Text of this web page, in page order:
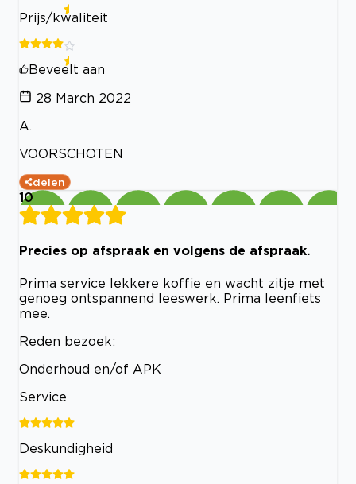
Prijs/kwaliteit
Beveelt aan
28 March 2022
A.
VOORSCHOTEN
delen
10
Precies op afspraak en volgens de afspraak.
Prima service lekkere koffie en wacht zitje met
genoeg ontspannend leeswerk. Prima leenfiets
mee.
Reden bezoek:
Onderhoud en/of APK
Service
Deskundigheid